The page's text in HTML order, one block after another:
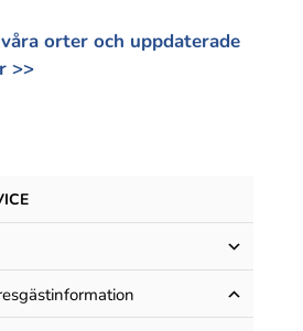
orter och uppdaterade
>>